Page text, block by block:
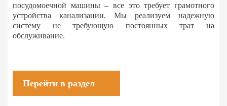
посудомоечной машины – все это требует грамотного
устройства канализации. Мы реализуем надежную
систему не требующую постоянных трат на
обслуживание.
Перейти в раздел